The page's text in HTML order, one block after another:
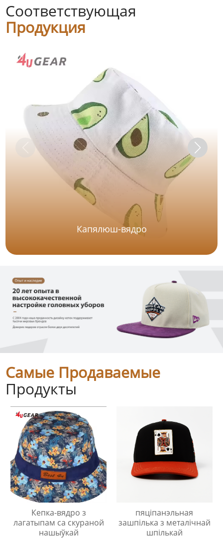
Соответствующая
Продукция
Капялюш-вядро
Самые Продаваемые
Продукты
Кепка-вядро з
лагатыпам са скураной
нашыўкай
пяціпанэльная
зашпілька з металічнай
шпількай